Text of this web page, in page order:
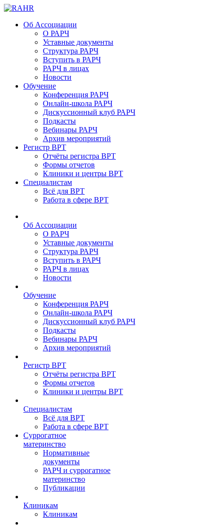
Об Ассоциации
О РАРЧ
Уставные документы
Структура РАРЧ
Вступить в РАРЧ
РАРЧ в лицах
Новости
Обучение
Конференция РАРЧ
Онлайн-школа РАРЧ
Дискуссионный клуб РАРЧ
Подкасты
Вебинары РАРЧ
Архив мероприятий
Регистр ВРТ
Отчёты регистра ВРТ
Формы отчетов
Клиники и центры ВРТ
Специалистам
Всё для ВРТ
Работа в сфере ВРТ
Об Ассоциации
О РАРЧ
Уставные документы
Структура РАРЧ
Вступить в РАРЧ
РАРЧ в лицах
Новости
Обучение
Конференция РАРЧ
Онлайн-школа РАРЧ
Дискуссионный клуб РАРЧ
Подкасты
Вебинары РАРЧ
Архив мероприятий
Регистр ВРТ
Отчёты регистра ВРТ
Формы отчетов
Клиники и центры ВРТ
Специалистам
Всё для ВРТ
Работа в сфере ВРТ
Суррогатное
материнство
Нормативные
документы
РАРЧ и суррогатное
материнство
Публикации
Клиникам
Клиникам